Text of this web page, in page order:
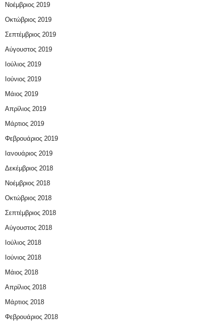
Νοέμβριος 2019
Οκτώβριος 2019
Σεπτέμβριος 2019
Αύγουστος 2019
Ιούλιος 2019
Ιούνιος 2019
Μάιος 2019
Απρίλιος 2019
Μάρτιος 2019
Φεβρουάριος 2019
Ιανουάριος 2019
Δεκέμβριος 2018
Νοέμβριος 2018
Οκτώβριος 2018
Σεπτέμβριος 2018
Αύγουστος 2018
Ιούλιος 2018
Ιούνιος 2018
Μάιος 2018
Απρίλιος 2018
Μάρτιος 2018
Φεβρουάριος 2018